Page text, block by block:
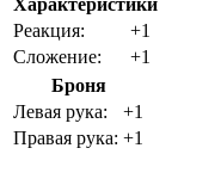
Характеристики
Реакция:
+1
Сложение:
+1
Броня
Левая рука:
+1
Правая рука: +1